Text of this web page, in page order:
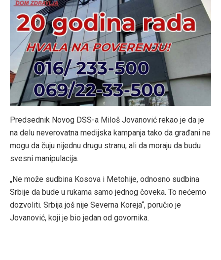
Predsednik Novog DSS-a Miloš Jovanović rekao je da je
na delu neverovatna medijska kampanja tako da građani ne
mogu da čuju nijednu drugu stranu, ali da moraju da budu
svesni manipulacija.
„Ne može sudbina Kosova i Metohije, odnosno sudbina
Srbije da bude u rukama samo jednog čoveka. To nećemo
dozvoliti. Srbija još nije Severna Koreja“, poručio je
Jovanović, koji je bio jedan od govornika.